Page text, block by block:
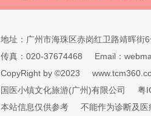
地址：广州市海珠区赤岗红卫路靖晖街
传真：020-37674468
Email：
CopyRight by ©2023
国医小镇文化旅游(广州)有限公司
粤
本站信息仅供参考
不能作为诊断及医